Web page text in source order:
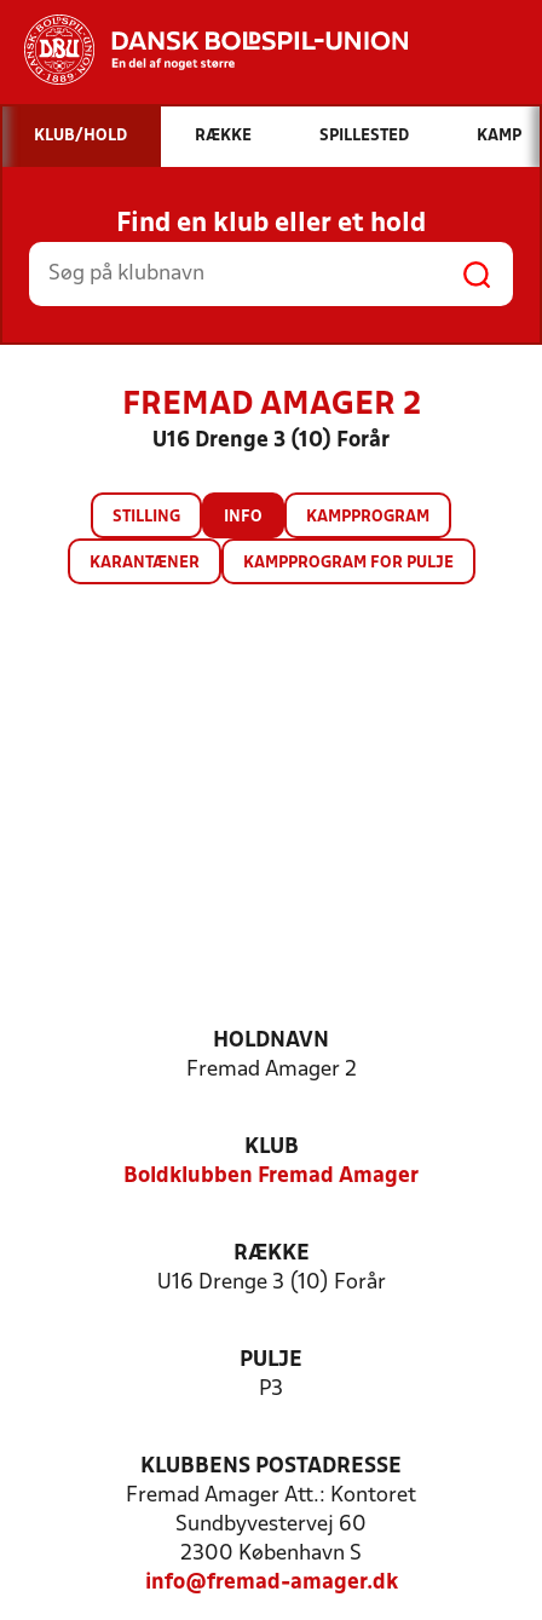
Hvad vil du søge efter?
INDHOLD OG NYHEDER
STILLINGER, RESULTATER, KLUBBER OG
HOLD
KLUB/HOLD RÆKKE SPILLESTED KAMP
Find en klub eller et hold
FREMAD AMAGER 2
U16 Drenge 3 (10) Forår
STILLING INFO KAMPPROGRAM
KARANTÆNER KAMPPROGRAM FOR PULJE
HOLDNAVN
Fremad Amager 2
KLUB
Boldklubben Fremad Amager
RÆKKE
U16 Drenge 3 (10) Forår
PULJE
P3
KLUBBENS POSTADRESSE
Fremad Amager Att.: Kontoret
Sundbyvestervej 60
2300 København S
info@fremad-amager.dk